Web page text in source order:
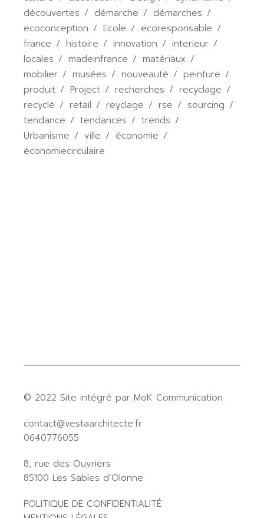
découvertes
démarche
démarches
ecoconception
Ecole
ecoresponsable
france
histoire innovation
interieur
locales
madeinfrance
matériaux
mobilier
musées nouveauté
peinture
produit
Project recherches
recyclage
recyclé
retail reyclage rse
sourcing
tendance
tendances
trends
Urbanisme
ville
économie
économiecirculaire
© 2022 Site intégré par MoK Communication
contact@vestaarchitecte.fr
0640776055
8, rue des Ouvriers
85100 Les Sables d’Olonne
POLITIQUE DE CONFIDENTIALITÉ